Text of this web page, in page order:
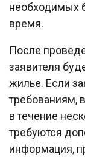
необходимых
время.
После
заявителя
жилье. Если
требованиям,
в течение
требуются
информация,